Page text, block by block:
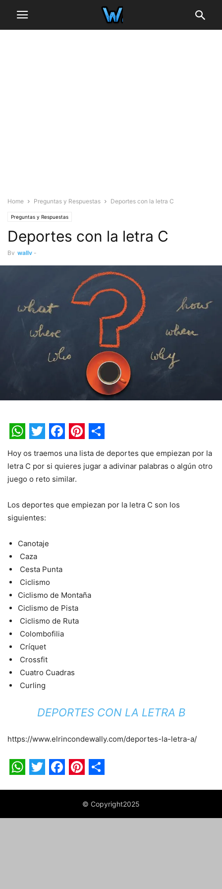
Home Preguntas y Respuestas Deportes con la letra C
Preguntas y Respuestas
Deportes con la letra C
By wally -
WhatsApp
Twitter
Facebook
Pinterest
Share
Hoy os traemos una lista de deportes que empiezan por la
letra C por si quieres jugar a adivinar palabras o algún otro
juego o reto similar.
Los deportes que empiezan por la letra C son los
siguientes:
Canotaje
Caza
Cesta Punta
Ciclismo
Ciclismo de Montaña
Ciclismo de Pista
Ciclismo de Ruta
Colombofilia
Críquet
Crossfit
Cuatro Cuadras
Curling
DEPORTES CON LA LETRA B
https://www.elrincondewally.com/deportes-la-letra-a/
© Copyright2025